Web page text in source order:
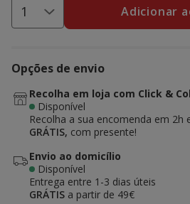
Adicionar
Opções de envio
Recolha em loja com Click &
Disponível
Recolha a sua encomenda em 2h
GRÁTIS, com presente!
Envio ao domicílio
Disponível
Entrega entre 1-3 dias úteis
GRÁTIS a partir de 49€